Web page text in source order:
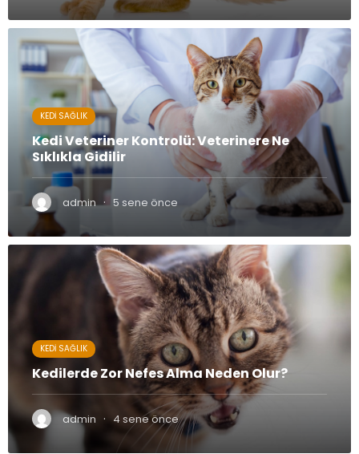
KEDI SAĞLIK
Kedi Veteriner Kontrolü: Veterinere Ne
Sıklıkla Gidilir
admin · 5 sene önce
KEDI SAĞLIK
Kedilerde Zor Nefes Alma Neden Olur?
admin · 4 sene önce